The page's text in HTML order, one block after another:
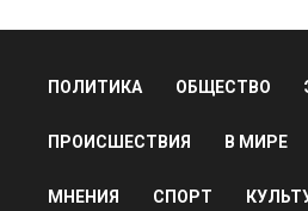
ПОЛИТИКА ОБЩЕСТВО
ПРОИСШЕСТВИЯ В МИРЕ
МНЕНИЯ СПОРТ